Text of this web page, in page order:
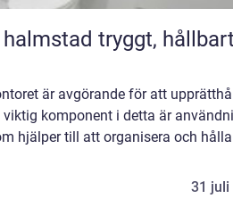
hållbart
är avgörande för att
komponent i detta är
hjälper till att organisera och hålla
31 juli